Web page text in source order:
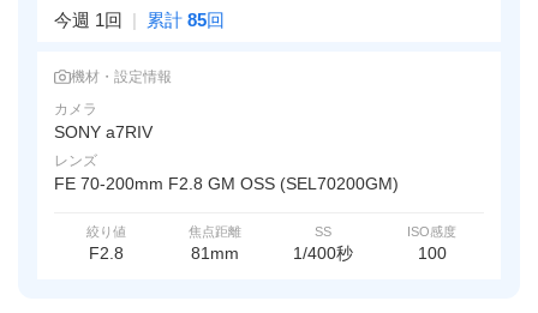
今週 1回 | 累計 85回
機材・設定情報
カメラ
SONY a7RIV
レンズ
FE 70-200mm F2.8 GM OSS (SEL70200GM)
絞り値
F2.8
焦点距離
81mm
SS
1/400秒
ISO感度
100